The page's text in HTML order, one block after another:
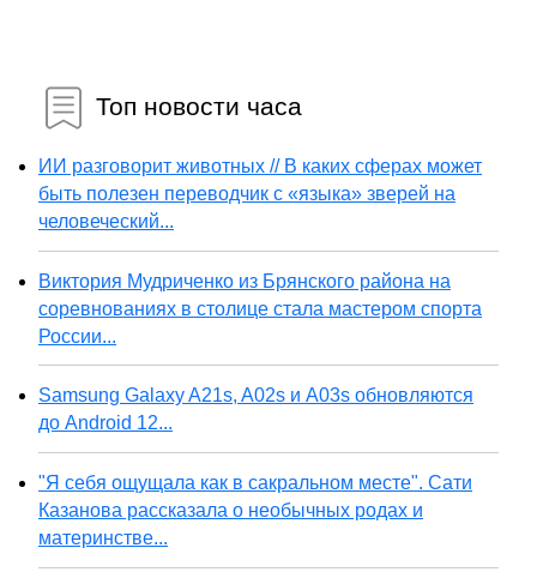
Топ новости часа
ИИ разговорит животных // В каких сферах может
быть полезен переводчик с «языка» зверей на
человеческий...
Виктория Мудриченко из Брянского района на
соревнованиях в столице стала мастером спорта
России...
Samsung Galaxy A21s, A02s и A03s обновляются
до Android 12...
"Я себя ощущала как в сакральном месте". Сати
Казанова рассказала о необычных родах и
материнстве...